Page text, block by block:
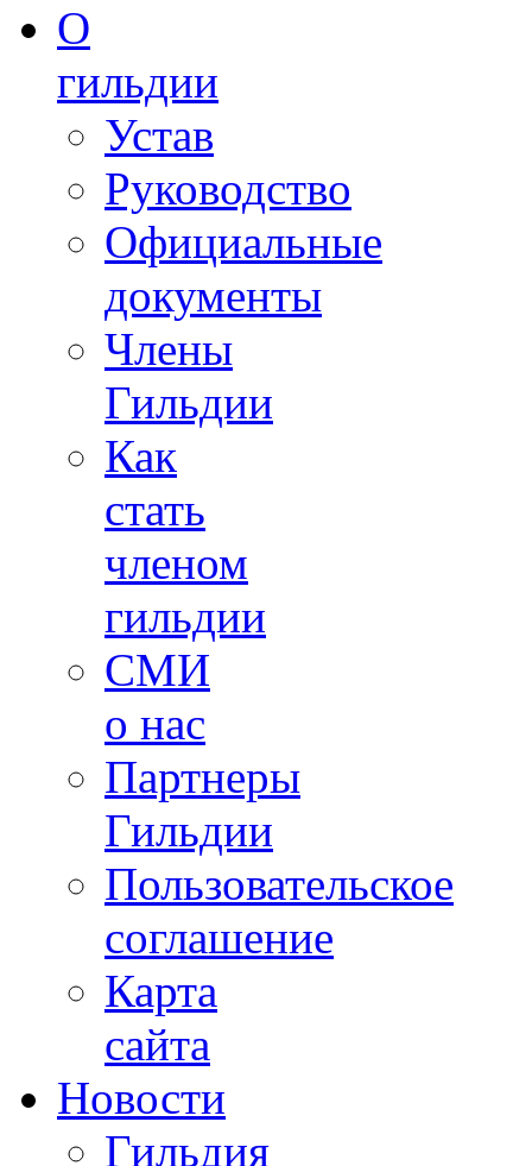
О
гильдии
Устав
Руководство
Официальные
документы
Члены
Гильдии
Как
стать
членом
гильдии
СМИ
о нас
Партнеры
Гильдии
Пользовательское
соглашение
Карта
сайта
Новости
Гильдия